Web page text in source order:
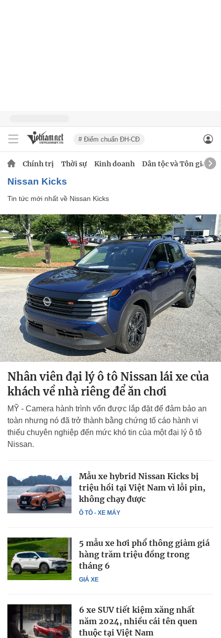
# Điểm chuẩn ĐH-CĐ
Chính trị Thời sự Kinh doanh Dân tộc và Tôn giáo
Nissan Kicks
Tin tức mới nhất về Nissan Kicks
Nhân viên đại lý ô tô Nissan lái xe của
khách về nhà riêng để ăn chơi
MỸ - Camera hành trình vốn được lắp đặt để đảm bảo an
toàn nhưng nó đã trở thành bằng chứng tố cáo hành vi
thiếu chuyên nghiệp đến mức khó tin của một đại lý ô tô
Nissan.
Ô TÔ - XE MÁY
Mẫu xe hybrid Nissan Kicks bị
triệu hồi tại Việt Nam vì lỗi pin,
không chạy được
GIÁ XE
5 mẫu xe hơi phổ thông giảm giá
hàng trăm triệu đồng trong
tháng 6
6 xe SUV tiết kiệm xăng nhất
năm 2024, nhiều cái tên quen
thuộc tại Việt Nam